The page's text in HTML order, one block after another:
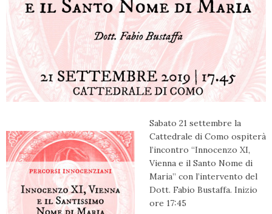
Sabato 21 settembre la
Cattedrale di Como ospiterà
l’incontro “Innocenzo XI,
Vienna e il Santo Nome di
Maria” con l’intervento del
Dott. Fabio Bustaffa. Inizio
ore 17:45